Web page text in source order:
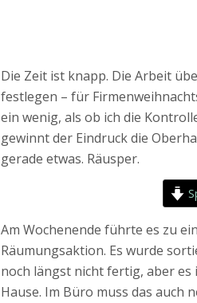
Die Zeit ist knapp. Die Arbeit
festlegen – für
ein wenig, als ob ich die
gewinnt der Eindruck die
gerade etwas. Räusper.
Am Wochenende führte es zu
Räumungsaktion. Es wurde
noch längst nicht fertig, aber
Hause. Im Büro muss das auch